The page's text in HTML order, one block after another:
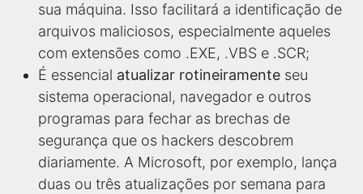
sua máquina. Isso facilitará a identificação de
arquivos maliciosos, especialmente aqueles
com extensões como .EXE, .VBS e .SCR;
É essencial atualizar rotineiramente seu
sistema operacional, navegador e outros
programas para fechar as brechas de
segurança que os hackers descobrem
diariamente. A Microsoft, por exemplo, lança
duas ou três atualizações por semana para